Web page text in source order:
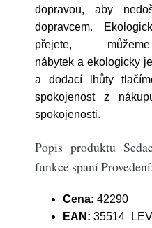
dopravou, aby
dopravcem.
přejete,
nábytek a ekologicky
a dodací lhůty
spokojenost z
spokojenosti.
Popis produktu
funkce spaní
Cena: 42290
EAN: